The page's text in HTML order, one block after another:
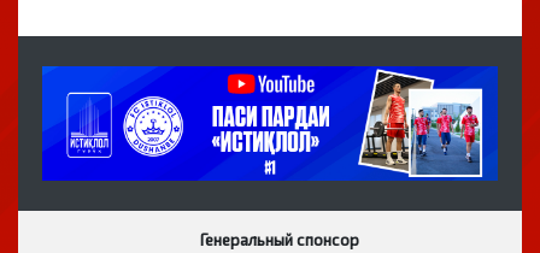
Генеральный спонсор